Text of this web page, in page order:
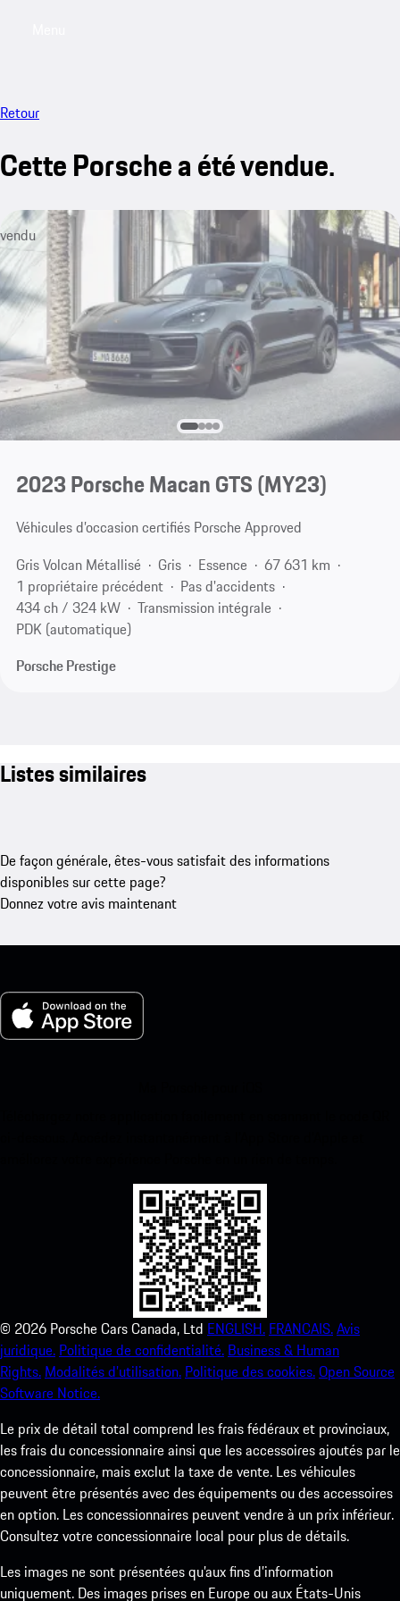
Retour
Cette Porsche a été vendue.
vendu
2023 Porsche Macan GTS (MY23)
Véhicules d’occasion certifiés Porsche Approved
Gris Volcan Métallisé
Gris Essence
67 631 km
1 propriétaire précédent
Pas d'accidents
434 ch / 324 kW
Transmission intégrale
PDK (automatique)
Porsche Prestige
Listes similaires
De façon générale, êtes-vous satisfait des informations
disponibles sur cette page?
Donnez votre avis maintenant
© 2026 Porsche Cars Canada, Ltd ENGLISH. FRANCAIS.Avis
juridique. Politique de confidentialité. Business & Human
Rights. Modalités d’utilisation. Politique des cookies.Open Source
Software Notice.
Le prix de détail total comprend les frais fédéraux et provinciaux,
les frais du concessionnaire ainsi que les accessoires ajoutés par le
concessionnaire, mais exclut la taxe de vente. Les véhicules
peuvent être présentés avec des équipements ou des accessoires
en option. Les concessionnaires peuvent vendre à un prix inférieur.
Consultez votre concessionnaire local pour plus de détails.
Les images ne sont présentées qu’aux fins d’information
uniquement. Des images prises en Europe ou aux États-Unis